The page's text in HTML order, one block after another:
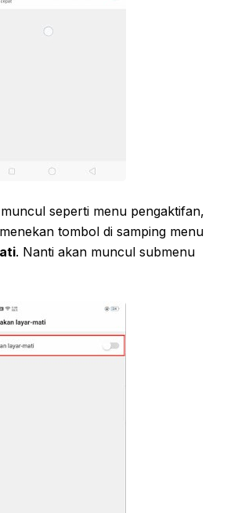
seperti menu pengaktifan,
tombol di samping menu
. Nanti akan muncul submenu